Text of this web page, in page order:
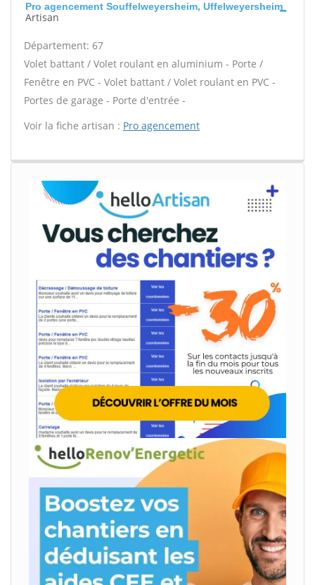
Pro agencement Souffelweyersheim, Uffelweyersheim
Artisan
Département: 67
Volet battant / Volet roulant en aluminium - Porte /
Fenêtre en PVC - Volet battant / Volet roulant en PVC -
Portes de garage - Porte d'entrée -
Voir la fiche artisan : Pro agencement